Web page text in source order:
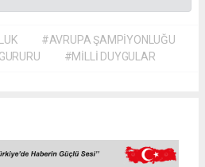
#AVRUPA ŞAMPİYONLUĞU
#MİLLİ DUYGULAR